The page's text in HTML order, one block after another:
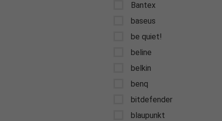
Bantex
baseus
be quiet!
beline
belkin
benq
bitdefender
blaupunkt